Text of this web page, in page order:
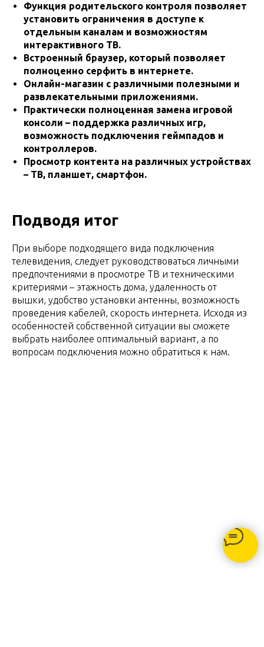
Функция родительского контроля позволяет
установить ограничения в доступе к
отдельным каналам и возможностям
интерактивного ТВ.
Встроенный браузер, который позволяет
полноценно серфить в интернете.
Онлайн-магазин с различными полезными и
развлекательными приложениями.
Практически полноценная замена игровой
консоли – поддержка различных игр,
возможность подключения геймпадов и
контроллеров.
Просмотр контента на различных устройствах
– ТВ, планшет, смартфон.
Подводя итог
При выборе подходящего вида подключения
телевидения, следует руководствоваться личными
предпочтениями в просмотре ТВ и техническими
критериями – этажность дома, удаленность от
вышки, удобство установки антенны, возможность
проведения кабелей, скорость интернета. Исходя из
особенностей собственной ситуации вы сможете
выбрать наиболее оптимальный вариант, а по
вопросам подключения можно обратиться к нам.